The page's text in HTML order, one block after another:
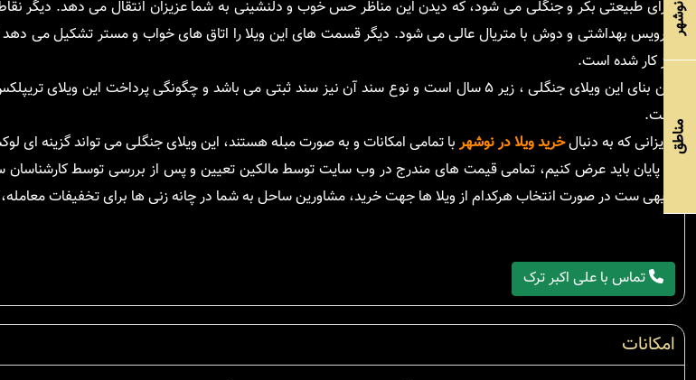
دارای طبیعتی بکر و جنگلی می شود، که دیدن این مناظر حس خوب و دلنشینی به شما عزیزان انتقال می دهد. دیگر
نیز کار شده است.
سن بنای این ویلای جنگلی ، زیر ۵ سال است و نوع سند آن نیز سند ثبتی می باشد و چگونگی پرداخت این
است.
عزیزانی که به دنبالخرید ویلا در نوشهر با تمامی امکانات و به صورت مبله هستند، این ویلای جنگلی می تواند گزینه ای
در پایان باید عرض کنیم، تمامی قیمت های مندرج در وب سایت توسط مالکین تعیین و پس از بررسی توسط
بدیهی ست در صورت انتخاب هرکدام از ویلا ها جهت خرید، مشاورین ساحل به شما در چانه زنی ها برای تخفیفات
تماس با علی اکبر ترک
امکانات
مناطق